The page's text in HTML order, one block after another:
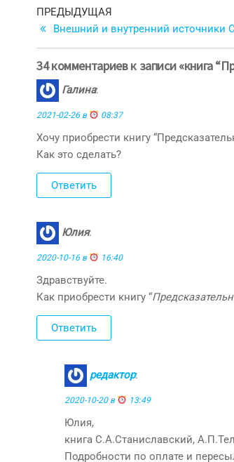
Навигация
по
записям
Предыдущая
запись
ПРЕДЫДУЩАЯ
Внешний и внутренний
34 комментариев к записи «книга
Галина:
2021-02-26 в 08:37
Хочу приобрести книгу
Как это сделать?
Ответить
Юлия:
2020-10-16 в 16:40
Здравствуйте.
Как приобрести книгу “
Ответить
редактор:
2020-10-20 в 13:49
Юлия,
книга С.А.Станиславский,
Подробности по оплате и